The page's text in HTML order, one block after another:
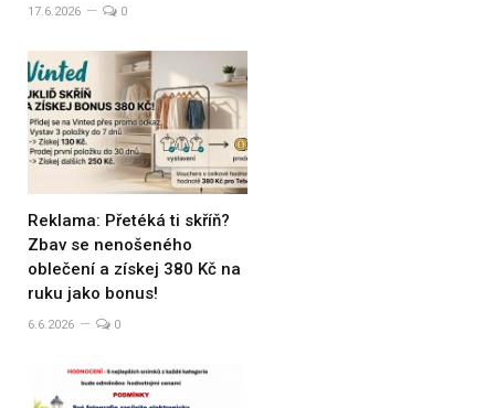
17.6.2026 0
Reklama: Přetéká ti skříň?
Zbav se nenošeného
oblečení a získej 380 Kč na
ruku jako bonus!
6.6.2026 0